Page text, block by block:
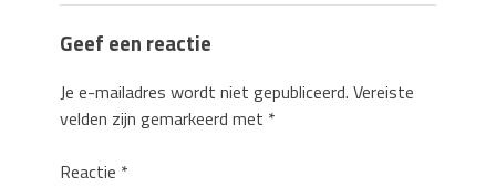
Geef een reactie
Je e-mailadres wordt niet gepubliceerd. Vereiste
velden zijn gemarkeerd met *
Reactie *